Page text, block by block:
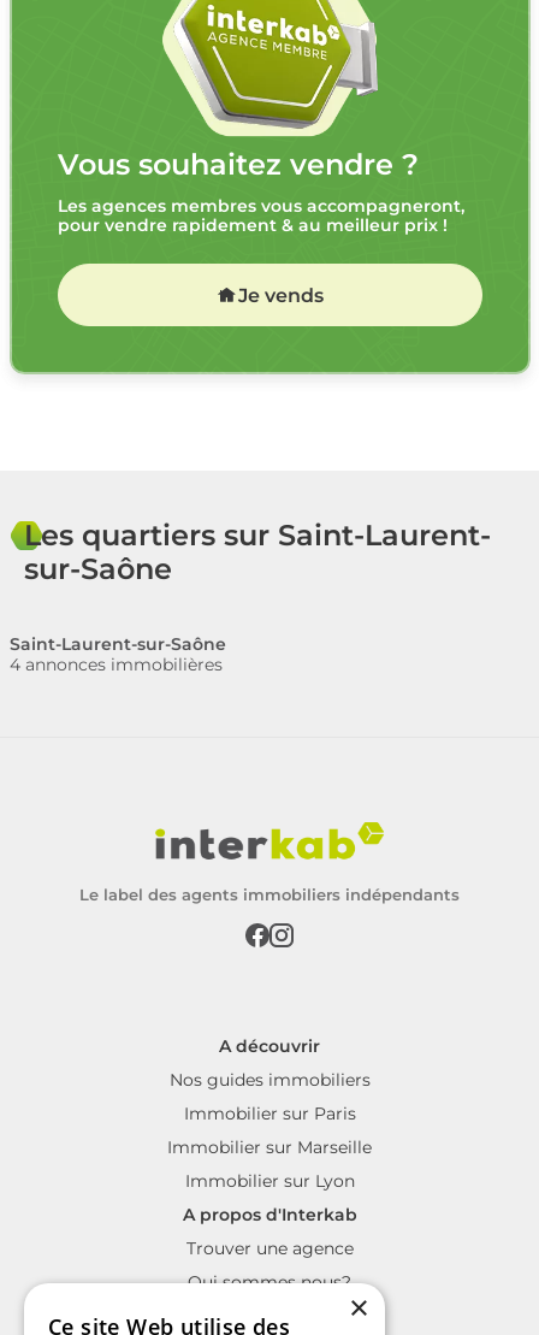
Vous souhaitez vendre ?
Les agences membres vous accompagneront,
pour vendre rapidement & au meilleur prix !
Je vends
Les quartiers sur Saint-Laurent-
sur-Saône
Saint-Laurent-sur-Saône
4 annonces immobilières
Le label des agents immobiliers indépendants
A découvrir
Nos guides immobiliers
Immobilier sur Paris
Immobilier sur Marseille
Immobilier sur Lyon
A propos d'Interkab
Trouver une agence
Qui sommes nous?
La charte Interkab
×
Ce site Web utilise des